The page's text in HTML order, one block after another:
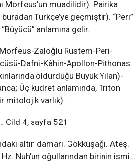
Morfeus’un muadilidir). Pairika
Türkçe’ye geçmiştir). “Peri”
anlamına gelir.
Zaloğlu Rüstem-Peri-
Dafni-Kâhin-Apollon-Pithonas
öldürdüğü Büyük Yılan)-
Üç kudret anlamında, Triton
mitolojik varlık)…
Cild 4, sayfa 521
altın damarı. Gökkuşağı. Ateş.
Nuh’un oğullarından birinin ismi…